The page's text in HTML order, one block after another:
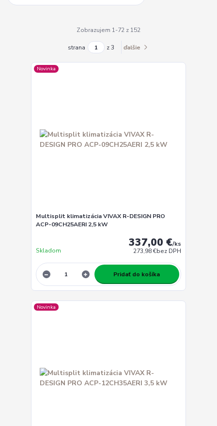
Zobrazujem 1-72 z 152
strana z 3 ďalšie
Novinka
Multisplit klimatizácia VIVAX R-DESIGN PRO
ACP-09CH25AERI 2,5 kW
337,00 €/ks
273,98 €bez DPH
Skladom
Pridať do košíka
Novinka